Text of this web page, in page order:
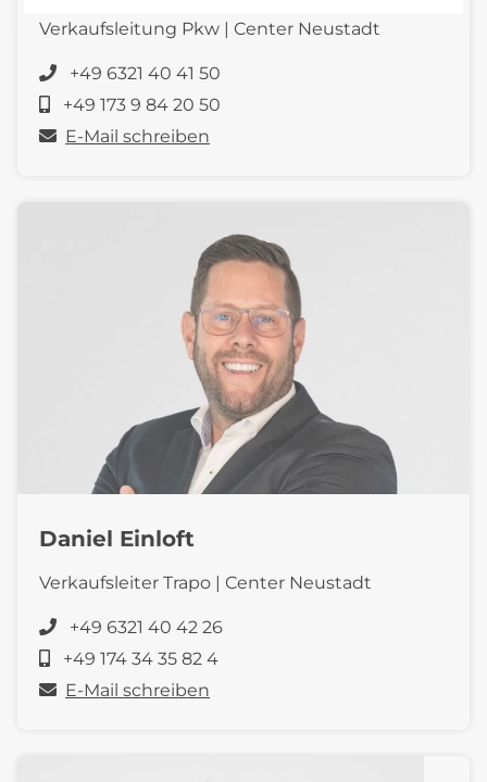
Verkaufsleitung Pkw | Center Neustadt
+49 6321 40 41 50
+49 173 9 84 20 50
E-Mail schreiben
Daniel Einloft
Verkaufsleiter Trapo | Center Neustadt
+49 6321 40 42 26
+49 174 34 35 82 4
E-Mail schreiben